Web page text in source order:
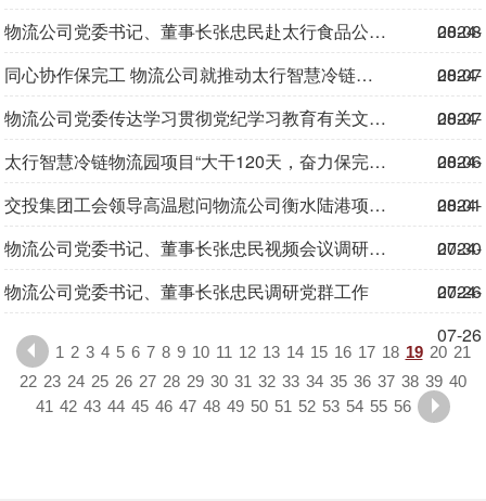
08-08
物流公司党委书记、董事长张忠民赴太行食品公司调研
2024-
08-07
同心协作保完工 物流公司就推动太行智慧冷链物流园建设同监理公司举行座谈
2024-
08-07
物流公司党委传达学习贯彻党纪学习教育有关文件精神
2024-
08-06
太行智慧冷链物流园项目“大干120天，奋力保完工劳动竞赛”活动第二次综合联查
2024-
08-01
交投集团工会领导高温慰问物流公司衡水陆港项目部
2024-
07-30
物流公司党委书记、董事长张忠民视频会议调研港口物流唐山公司：精准指导，共绘发展蓝图
2024-
07-26
物流公司党委书记、董事长张忠民调研党群工作
2024-
07-26
1 2 3 4 5 6 7 8 9 10 11 12 13 14 15 16 17 18 19 20 21
22 23 24 25 26 27 28 29 30 31 32 33 34 35 36 37 38 39 40
41 42 43 44 45 46 47 48 49 50 51 52 53 54 55 56